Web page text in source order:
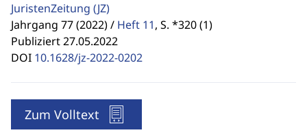
JuristenZeitung (JZ)
Jahrgang 77 (2022) / Heft 11, S. *320 (1)
Publiziert 27.05.2022
DOI 10.1628/jz-2022-0202
Zum Volltext